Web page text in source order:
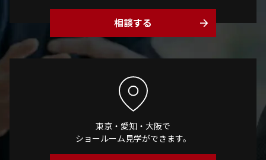
相談する arrow_forward
東京・愛知・大阪で
ショールーム見学ができます。